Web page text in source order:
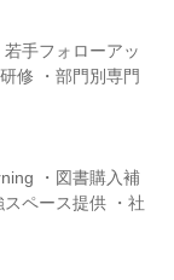
手フォローアッ
修 ・部門別専門
・図書購入補
ペース提供 ・社